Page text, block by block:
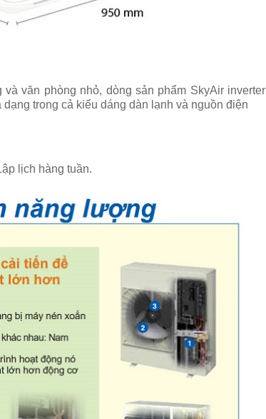
văn phòng nhỏ, dòng sản phẩm SkyAir inverter
trong cả kiểu dáng dàn lạnh và nguồn điện
lịch hàng tuần.